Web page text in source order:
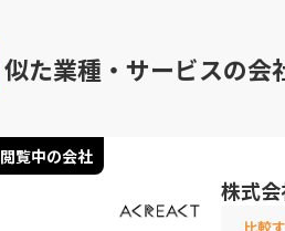
似た業種・サービスの会
閲覧中の会社
株式